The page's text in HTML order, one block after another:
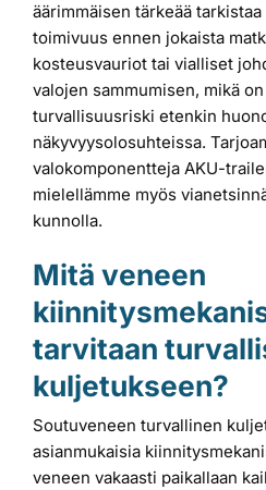
äärimmäisen tärkeää
toimivuus ennen jokaista
kosteusvauriot tai vialliset
valojen sammumisen, mikä
turvallisuusriski etenkin
näkyvyysolosuhteissa.
valokomponentteja AKU-
mielellämme myös
kunnolla.
Mitä veneen
tarvitaan
kuljetukseen?
Soutuveneen turvallinen
asianmukaisia
veneen vakaasti paikallaan